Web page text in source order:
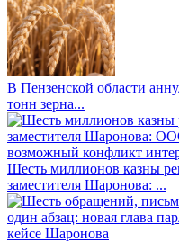
В Пензенской области
тонн зерна...
Шесть миллионов казны
заместителя Шаронова: ...